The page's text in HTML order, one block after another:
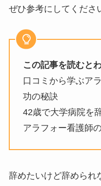
ぜひ参考にしてくださ
この記事を読むと
口コミから学ぶア
功の秘訣
42歳で大学病院を
アラフォー看護師
辞めたいけど辞められ